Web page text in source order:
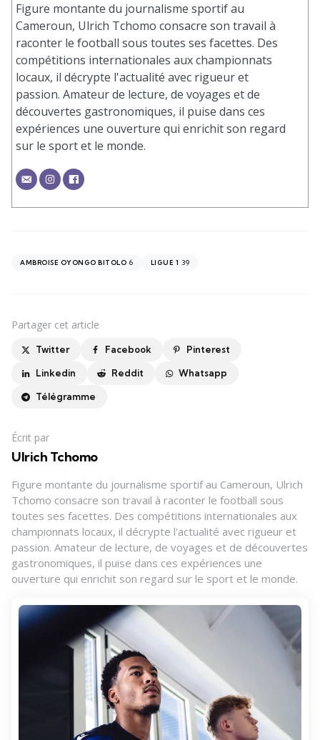
Figure montante du journalisme sportif au
Cameroun, Ulrich Tchomo consacre son travail à
raconter le football sous toutes ses facettes. Des
compétitions internationales aux championnats
locaux, il décrypte l'actualité avec rigueur et
passion. Amateur de lecture, de voyages et de
découvertes gastronomiques, il puise dans ces
expériences une ouverture qui enrichit son regard
sur le sport et le monde.
AMBROISE OYONGO BITOLO 6 LIGUE 1 39
Partager cet article
Twitter Facebook Pinterest
Linkedin Reddit Whatsapp
Télégramme
Écrit par
Ulrich Tchomo
Figure montante du journalisme sportif au Cameroun, Ulrich
Tchomo consacre son travail à raconter le football sous
toutes ses facettes. Des compétitions internationales aux
championnats locaux, il décrypte l'actualité avec rigueur et
passion. Amateur de lecture, de voyages et de découvertes
gastronomiques, il puise dans ces expériences une
ouverture qui enrichit son regard sur le sport et le monde.